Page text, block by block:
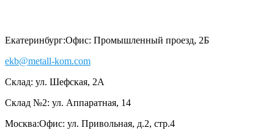
Екатеринбург:Офис: Промышленный проезд, 2Б
ekb@metall-kom.com
Склад: ул. Шефская, 2А
Склад №2: ул. Аппаратная, 14
Москва:Офис: ул. Привольная, д.2, стр.4